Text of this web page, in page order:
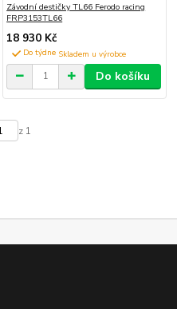
Závodní destičky TL66 Ferodo racing
FRP3153TL66
18 930 Kč
Do týdne
Do košíku
z 1